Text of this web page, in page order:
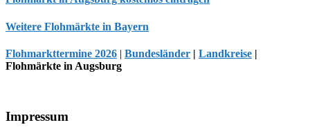
Weitere Flohmärkte in Bayern
Flohmarkttermine 2026 | Bundesländer | Landkreise |
Flohmärkte in Augsburg
Footer
Impressum